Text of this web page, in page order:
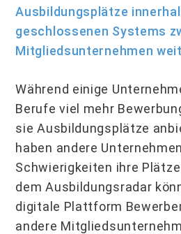
Ausbildungsplätze
geschlossenen Systems
Mitgliedsunternehmen
Während einige
Berufe viel mehr
sie Ausbildungsplätze
haben andere
Schwierigkeiten ihre
dem Ausbildungsradar
digitale Plattform
andere